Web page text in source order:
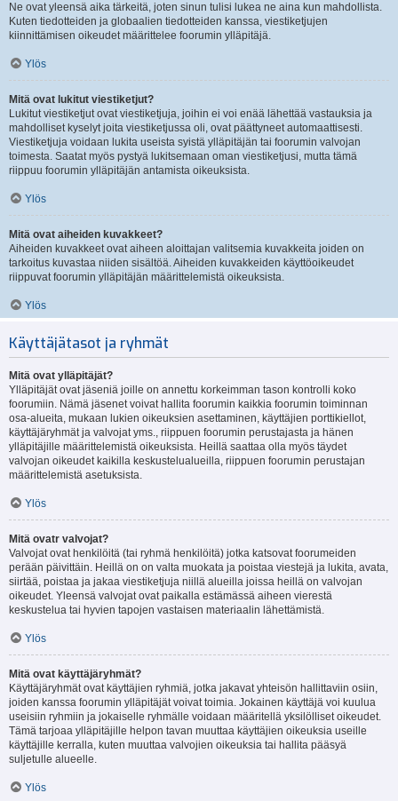
Ne ovat yleensä aika tärkeitä, joten sinun tulisi lukea ne aina kun mahdollista.
Kuten tiedotteiden ja globaalien tiedotteiden kanssa, viestiketjujen
kiinnittämisen oikeudet määrittelee foorumin ylläpitäjä.
Ylös
Mitä ovat lukitut viestiketjut?
Lukitut viestiketjut ovat viestiketjuja, joihin ei voi enää lähettää vastauksia ja
mahdolliset kyselyt joita viestiketjussa oli, ovat päättyneet automaattisesti.
Viestiketjuja voidaan lukita useista syistä ylläpitäjän tai foorumin valvojan
toimesta. Saatat myös pystyä lukitsemaan oman viestiketjusi, mutta tämä
riippuu foorumin ylläpitäjän antamista oikeuksista.
Ylös
Mitä ovat aiheiden kuvakkeet?
Aiheiden kuvakkeet ovat aiheen aloittajan valitsemia kuvakkeita joiden on
tarkoitus kuvastaa niiden sisältöä. Aiheiden kuvakkeiden käyttöoikeudet
riippuvat foorumin ylläpitäjän määrittelemistä oikeuksista.
Ylös
Käyttäjätasot ja ryhmät
Mitä ovat ylläpitäjät?
Ylläpitäjät ovat jäseniä joille on annettu korkeimman tason kontrolli koko
foorumiin. Nämä jäsenet voivat hallita foorumin kaikkia foorumin toiminnan
osa-alueita, mukaan lukien oikeuksien asettaminen, käyttäjien porttikiellot,
käyttäjäryhmät ja valvojat yms., riippuen foorumin perustajasta ja hänen
ylläpitäjille määrittelemistä oikeuksista. Heillä saattaa olla myös täydet
valvojan oikeudet kaikilla keskustelualueilla, riippuen foorumin perustajan
määrittelemistä asetuksista.
Ylös
Mitä ovatr valvojat?
Valvojat ovat henkilöitä (tai ryhmä henkilöitä) jotka katsovat foorumeiden
perään päivittäin. Heillä on on valta muokata ja poistaa viestejä ja lukita, avata,
siirtää, poistaa ja jakaa viestiketjuja niillä alueilla joissa heillä on valvojan
oikeudet. Yleensä valvojat ovat paikalla estämässä aiheen vierestä
keskustelua tai hyvien tapojen vastaisen materiaalin lähettämistä.
Ylös
Mitä ovat käyttäjäryhmät?
Käyttäjäryhmät ovat käyttäjien ryhmiä, jotka jakavat yhteisön hallittaviin osiin,
joiden kanssa foorumin ylläpitäjät voivat toimia. Jokainen käyttäjä voi kuulua
useisiin ryhmiin ja jokaiselle ryhmälle voidaan määritellä yksilölliset oikeudet.
Tämä tarjoaa ylläpitäjille helpon tavan muuttaa käyttäjien oikeuksia useille
käyttäjille kerralla, kuten muuttaa valvojien oikeuksia tai hallita pääsyä
suljetulle alueelle.
Ylös